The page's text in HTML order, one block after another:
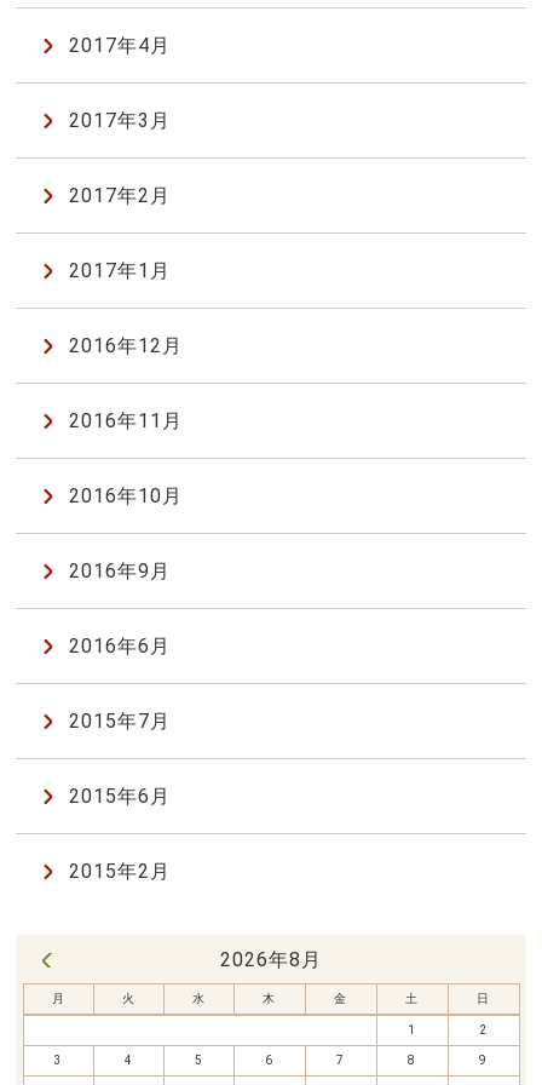
2017年4月
2017年3月
2017年2月
2017年1月
2016年12月
2016年11月
2016年10月
2016年9月
2016年6月
2015年7月
2015年6月
2015年2月
2026年8月
月 火 水 木 金 土 日
1 2
3 4 5 6 7 8 9